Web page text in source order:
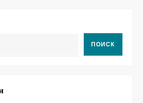
ПОИСК